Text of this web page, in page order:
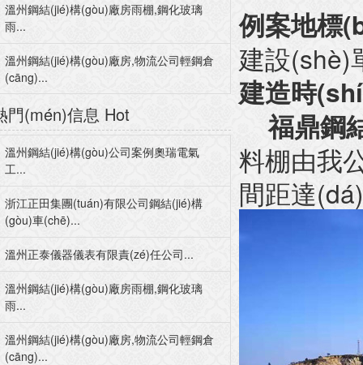
溫州鋼結(jié)構(gòu)廠房雨棚,鋼化玻璃
雨...
溫州鋼結(jié)構(gòu)廠房,物流公司輕鋼倉
(cāng)...
門(mén)信息 Hot
溫州鋼結(jié)構(gòu)公司案例奧瑞電氣
工...
浙江正田集團(tuán)有限公司鋼結(jié)構
(gòu)車(chē)...
溫州正泰儀器儀表有限責(zé)任公司...
溫州鋼結(jié)構(gòu)廠房雨棚,鋼化玻璃
雨...
溫州鋼結(jié)構(gòu)廠房,物流公司輕鋼倉
(cāng)...
例案地標
建設(shè)
建造時
福鼎鋼
料棚由我
間距達